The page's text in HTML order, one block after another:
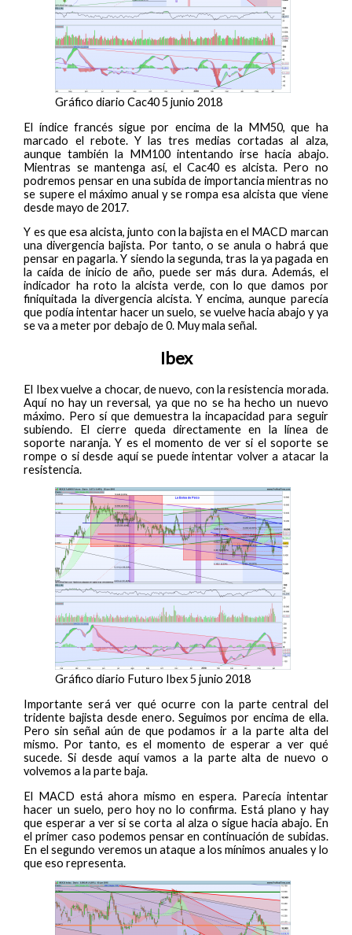
Gráfico diario Cac40 5 junio 2018
El índice francés sigue por encima de la MM50, que ha
marcado el rebote. Y las tres medias cortadas al alza,
aunque también la MM100 intentando irse hacia abajo.
Mientras se mantenga así, el Cac40 es alcista. Pero no
podremos pensar en una subida de importancia mientras no
se supere el máximo anual y se rompa esa alcista que viene
desde mayo de 2017.
Y es que esa alcista, junto con la bajista en el MACD marcan
una divergencia bajista. Por tanto, o se anula o habrá que
pensar en pagarla. Y siendo la segunda, tras la ya pagada en
la caída de inicio de año, puede ser más dura. Además, el
indicador ha roto la alcista verde, con lo que damos por
finiquitada la divergencia alcista. Y encima, aunque parecía
que podía intentar hacer un suelo, se vuelve hacia abajo y ya
se va a meter por debajo de 0. Muy mala señal.
Ibex
El Ibex vuelve a chocar, de nuevo, con la resistencia morada.
Aquí no hay un reversal, ya que no se ha hecho un nuevo
máximo. Pero sí que demuestra la incapacidad para seguir
subiendo. El cierre queda directamente en la línea de
soporte naranja. Y es el momento de ver si el soporte se
rompe o si desde aquí se puede intentar volver a atacar la
resistencia.
Gráfico diario Futuro Ibex 5 junio 2018
Importante será ver qué ocurre con la parte central del
tridente bajista desde enero. Seguimos por encima de ella.
Pero sin señal aún de que podamos ir a la parte alta del
mismo. Por tanto, es el momento de esperar a ver qué
sucede. Si desde aquí vamos a la parte alta de nuevo o
volvemos a la parte baja.
El MACD está ahora mismo en espera. Parecía intentar
hacer un suelo, pero hoy no lo confirma. Está plano y hay
que esperar a ver si se corta al alza o sigue hacia abajo. En
el primer caso podemos pensar en continuación de subidas.
En el segundo veremos un ataque a los mínimos anuales y lo
que eso representa.